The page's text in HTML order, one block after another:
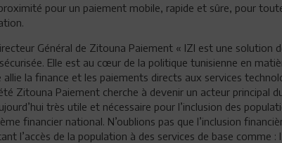
pour un paiement mobile, rapide et sûre, pour
Général de Zitouna Paiement « IZI est une solution
Elle est au cœur de la politique tunisienne en
allie la finance et les paiements directs aux services
Zitouna Paiement cherche à devenir un acteur principal
très utile et nécessaire pour l’inclusion des
financier national. N’oublions pas que l’inclusion
l’accès de la population à des services de base comme :